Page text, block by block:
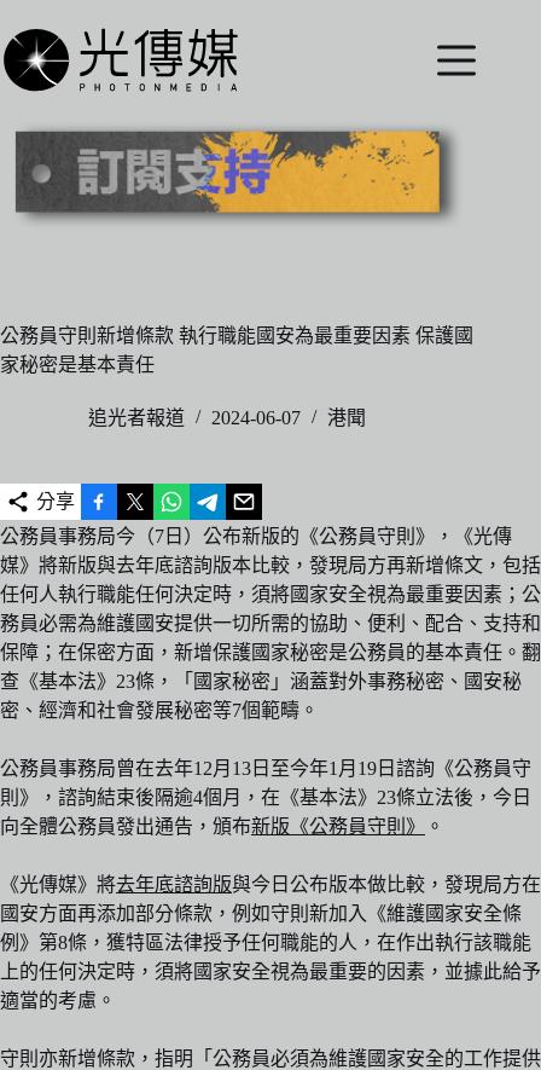
至
主
內
公務員守則新增條款 執行職能國安為最重要因素 保護國
家秘密是基本責任
追光者報道 2024-06-07 港聞
分享
公務員事務局今（7日）公布新版的《公務員守則》，《光傳
媒》將新版與去年底諮詢版本比較，發現局方再新增條文，包括
任何人執行職能任何決定時，須將國家安全視為最重要因素；公
務員必需為維護國安提供一切所需的協助、便利、配合、支持和
保障；在保密方面，新增保護國家秘密是公務員的基本責任。翻
查《基本法》23條，「國家秘密」涵蓋對外事務秘密、國安秘
密、經濟和社會發展秘密等7個範疇。
公務員事務局曾在去年12月13日至今年1月19日諮詢《公務員守
則》，諮詢結束後隔逾4個月，在《基本法》23條立法後，今日
向全體公務員發出通告，頒布新版《公務員守則》 。
《光傳媒》將去年底諮詢版與今日公布版本做比較，發現局方在
國安方面再添加部分條款，例如守則新加入《維護國家安全條
例》第8條，獲特區法律授予任何職能的人，在作出執行該職能
上的任何決定時，須將國家安全視為最重要的因素，並據此給予
適當的考慮。
守則亦新增條款，指明「公務員必須為維護國家安全的工作提供